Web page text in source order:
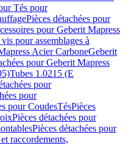
Tés pour
Pièces détachées pour
pour Geberit Mapress
pour assemblages à
Acier CarboneGeberit
pour Geberit Mapress
Tubes 1.0215 (E
pour
pour
pour CoudesTésPièces
Pièces détachées pour
Pièces détachées pour
raccordements,